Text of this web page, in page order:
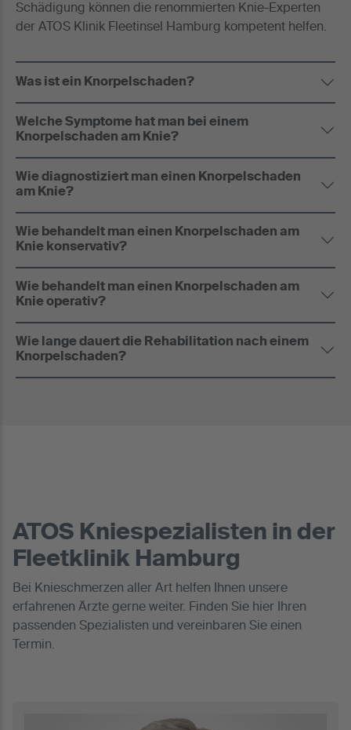
Schädigung können die renommierten Knie-Experten
der ATOS Klinik Fleetinsel Hamburg kompetent helfen.
Was ist ein Knorpelschaden?
Welche Symptome hat man bei einem
Knorpelschaden am Knie?
Wie diagnostiziert man einen Knorpelschaden
am Knie?
Wie behandelt man einen Knorpelschaden am
Knie konservativ?
Wie behandelt man einen Knorpelschaden am
Knie operativ?
Wie lange dauert die Rehabilitation nach einem
Knorpelschaden?
ATOS Kniespezialisten in der
Fleetklinik Hamburg
Bei Knieschmerzen aller Art helfen Ihnen unsere
erfahrenen Ärzte gerne weiter. Finden Sie hier Ihren
passenden Spezialisten und vereinbaren Sie einen
Termin.